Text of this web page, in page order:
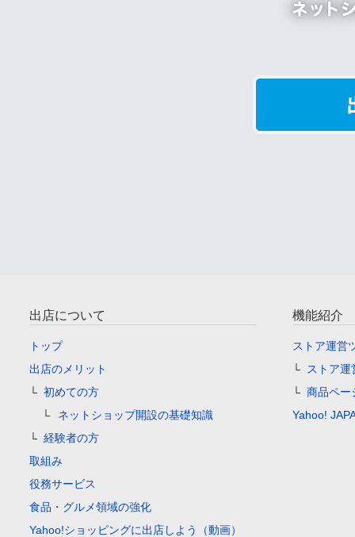
出店について
トップ
出店のメリット
初めての方
ネットショップ開設の基礎知識
経験者の方
取組み
役務サービス
食品・グルメ領域の強化
Yahoo!ショッピングに出店しよう（動画）
機能紹介
ストア運営
ストア運
商品ペー
Yahoo!